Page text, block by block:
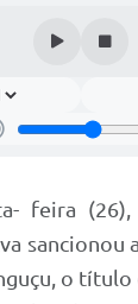
feira
sancionou
o título